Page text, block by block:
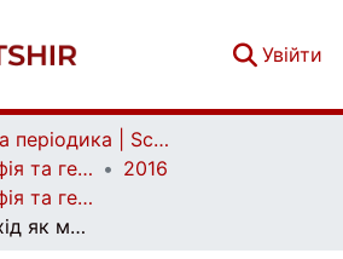
Увійти
Наукова періодика | Scientific periodicals
Фізична географія та геоморфологія | Physical Geography and Geomorphology
2016
Фізична географія та геоморфологія. Вип. 2 (82)
Системний підхід як методологічна основа агрокліматичних досліджень та моделювання продукційного процесу посівів сільськогосподарських культур